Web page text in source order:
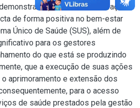
que o alcance das ações
de forma positiva no bem-estar
Único de Saúde (SUS), além de
para os gestores
do que está se produzindo
que a execução de suas ações
aprimoramento e extensão dos
para o acesso
de saúde prestados pela gestão